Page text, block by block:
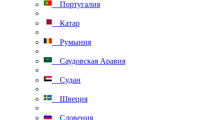
Португалия
Катар
Румыния
Саудовская Аравия
Судан
Швеция
Словения